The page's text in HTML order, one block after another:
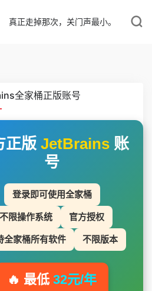
真正走掉那次，关门声最小。
全家桶正版账号
正版 JetBrains账
号
登录即可使用全家桶
不限操作系统 官方授权
全家桶所有软件 不限版本
🔥 最低 32元/年